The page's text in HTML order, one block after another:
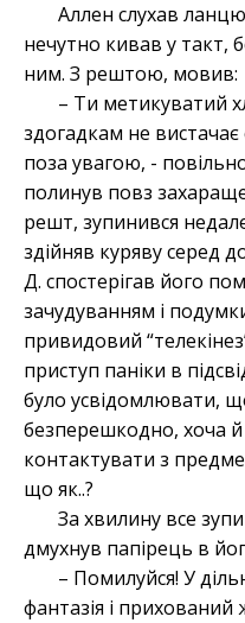
Аллен слухав
нечутно кивав у такт,
ним. З рештою, мовив:
– Ти метикуватий
здогадкам не
поза увагою, -
полинув повз
решт, зупинився
здійняв куряву серед
Д. спостерігав його
зачудуванням і
привидовий
приступ паніки в
було усвідомлювати,
безперешкодно, хоча
контактувати з
що як..?
За хвилину все
дмухнув папірець в
– Помилуйся! У
фантазія і прихований